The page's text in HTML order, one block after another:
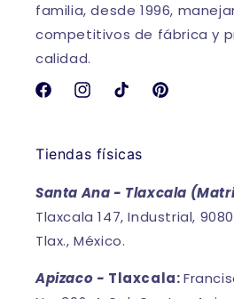
familia, desde 1996,
competitivos de fábrica y
calidad.
FacebookInstagramTikTokPinterest
Tiendas físicas
Santa Ana - Tlaxcala
Tlaxcala 147, Industrial,
Tlax., México.
Apizaco - Tlaxcala: